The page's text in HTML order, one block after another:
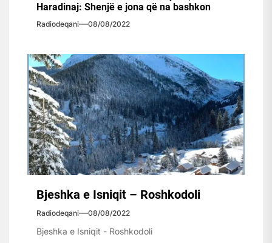
Haradinaj: Shenjë e jona që na bashkon
Radiodeqani 08/08/2022
Bjeshka e Isniqit – Roshkodoli
Radiodeqani 08/08/2022
Bjeshka e Isniqit - Roshkodoli